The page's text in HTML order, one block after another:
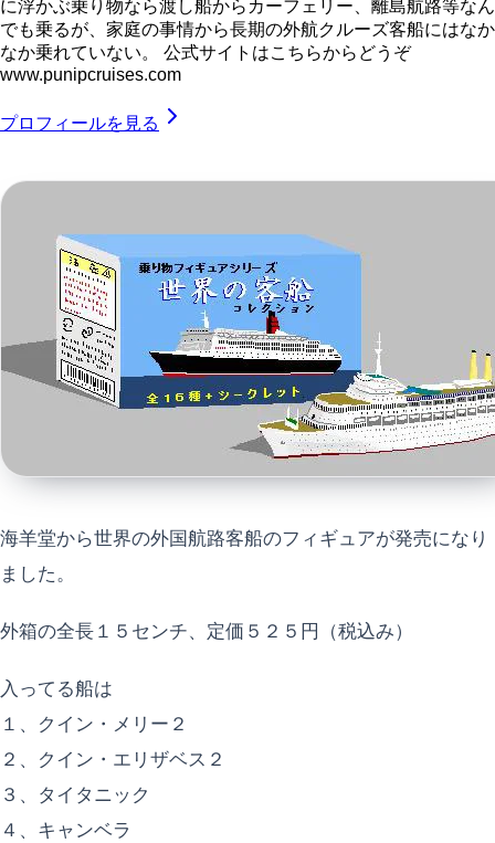
に浮かぶ乗り物なら渡し船からカーフェリー、離島航路等なん
でも乗るが、家庭の事情から長期の外航クルーズ客船にはなか
なか乗れていない。 公式サイトはこちらからどうぞ
www.punipcruises.com
プロフィールを見る
海羊堂から世界の外国航路客船のフィギュアが発売になり
ました。
外箱の全長１５センチ、定価５２５円（税込み）
入ってる船は
１、クイン・メリー２
２、クイン・エリザベス２
３、タイタニック
４、キャンベラ